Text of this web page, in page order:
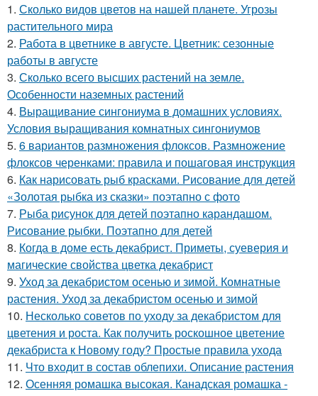
1. Сколько видов цветов на нашей планете. Угрозы
растительного мира
2. Работа в цветнике в августе. Цветник: сезонные
работы в августе
3. Сколько всего высших растений на земле.
Особенности наземных растений
4. Выращивание сингониума в домашних условиях.
Условия выращивания комнатных сингониумов
5. 6 вариантов размножения флоксов. Размножение
флоксов черенками: правила и пошаговая инструкция
6. Как нарисовать рыб красками. Рисование для детей
«Золотая рыбка из сказки» поэтапно с фото
7. Рыба рисунок для детей поэтапно карандашом.
Рисование рыбки. Поэтапно для детей
8. Когда в доме есть декабрист. Приметы, суеверия и
магические свойства цветка декабрист
9. Уход за декабристом осенью и зимой. Комнатные
растения. Уход за декабристом осенью и зимой
10. Несколько советов по уходу за декабристом для
цветения и роста. Как получить роскошное цветение
декабриста к Новому году? Простые правила ухода
11. Что входит в состав облепихи. Описание растения
12. Осенняя ромашка высокая. Канадская ромашка -